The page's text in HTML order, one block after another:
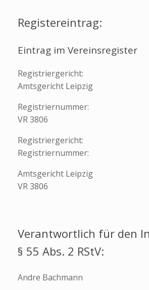
Registereintrag:
Eintrag im Vereinsregister
Registriergericht:
Amtsgericht Leipzig
Registriernummer:
VR 3806
Registriergericht:
Registriernummer:
Amtsgericht Leipzig
VR 3806
Verantwortlich für den
§ 55 Abs. 2 RStV:
Andre Bachmann